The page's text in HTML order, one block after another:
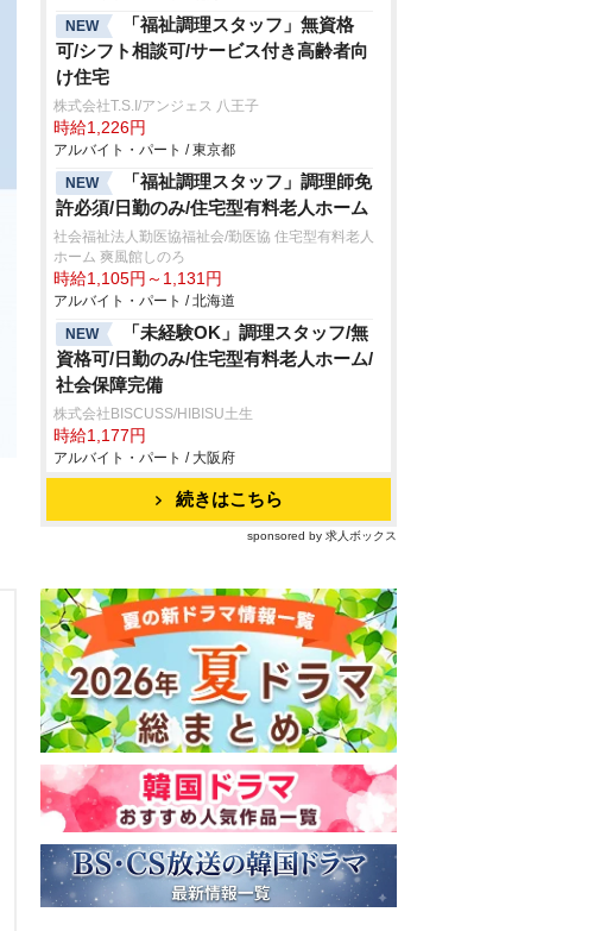
NEW
「福祉調理スタッフ」無資格
可/シフト相談可/サービス付き高齢者向
け住宅
株式会社T.S.I/アンジェス 八王子
時給1,226円
アルバイト・パート / 東京都
NEW
「福祉調理スタッフ」調理師免
許必須/日勤のみ/住宅型有料老人ホーム
社会福祉法人勤医協福祉会/勤医協 住宅型有料老人
ホーム 爽風館しのろ
時給1,105円～1,131円
アルバイト・パート / 北海道
NEW
「未経験OK」調理スタッフ/無
資格可/日勤のみ/住宅型有料老人ホーム/
社会保障完備
株式会社BISCUSS/HIBISU土生
時給1,177円
アルバイト・パート / 大阪府
続きはこちら
sponsored by 求人ボックス